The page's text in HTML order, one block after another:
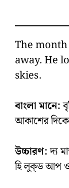
The
away. He
skies.
বাংলা মানে:
আকাশের
উচ্চারণ:দ্য
হি লুক্‌ড আপ